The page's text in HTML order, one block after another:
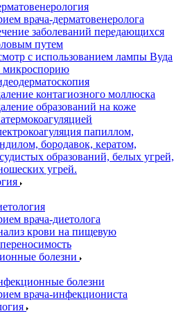
врача-дерматовенеролога
заболеваний передающихся
путем
с использованием лампы Вуда
микроспорию
контагиозного моллюска
образований на коже
папиллом,
бородавок, кератом,
образований, белых угрей,
угрей.
врача-диетолога
крови на пищевую
болезни
болезни
врача-инфекциониста